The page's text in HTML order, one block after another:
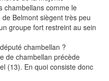
chambellans comme le
Belmont siègent très peu
groupe fort restreint au sein
chambellan ?
de chambellan précède
(13). En quoi consiste donc